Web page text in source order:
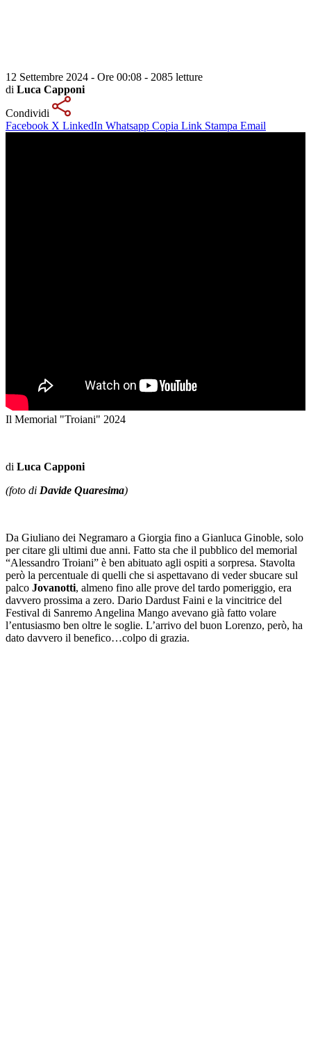
12 Settembre 2024 - Ore 00:08 - 2085 letture
di Luca Capponi
Condividi
Facebook X LinkedIn Whatsapp Copia Link Stampa Email
Il Memorial "Troiani" 2024
di Luca Capponi
(foto di Davide Quaresima)
Da Giuliano dei Negramaro a Giorgia fino a Gianluca Ginoble, solo
per citare gli ultimi due anni. Fatto sta che il pubblico del memorial
“Alessandro Troiani” è ben abituato agli ospiti a sorpresa. Stavolta
però la percentuale di quelli che si aspettavano di veder sbucare sul
palco Jovanotti, almeno fino alle prove del tardo pomeriggio, era
davvero prossima a zero. Dario Dardust Faini e la vincitrice del
Festival di Sanremo Angelina Mango avevano già fatto volare
l’entusiasmo ben oltre le soglie. L’arrivo del buon Lorenzo, però, ha
dato davvero il benefico…colpo di grazia.